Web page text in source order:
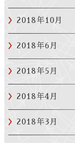
2018年10月
2018年6月
2018年5月
2018年4月
2018年3月